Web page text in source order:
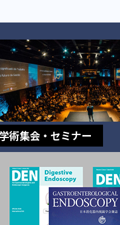
学術集会・セミナー